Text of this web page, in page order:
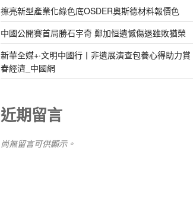
擦亮新型產業化綠色底OSDER奧斯德材料報價色
中國公開賽首局勝石宇奇 鄭加恒遺憾傷退雖敗猶榮
新華全媒+·文明中國行丨非遺展演查包養心得助力賞
春經濟_中國網
近期留言
尚無留言可供顯示。